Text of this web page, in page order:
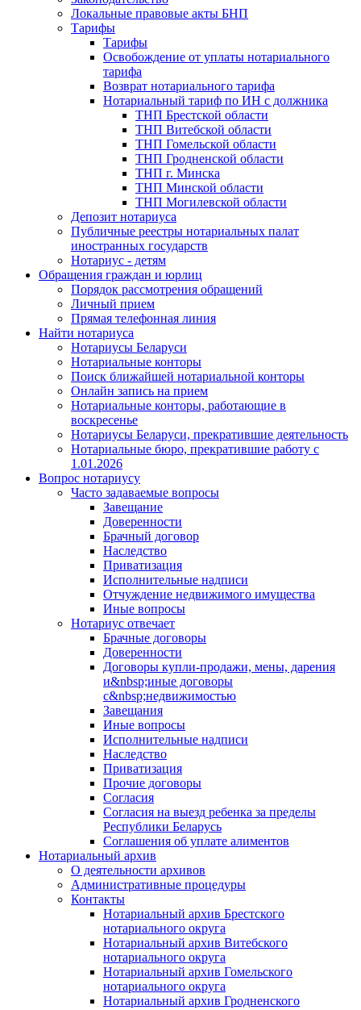
Локальные правовые акты БНП
Тарифы
Тарифы
Освобождение от уплаты нотариального
тарифа
Возврат нотариального тарифа
Нотариальный тариф по ИН с должника
ТНП Брестской области
ТНП Витебской области
ТНП Гомельской области
ТНП Гродненской области
ТНП г. Минска
ТНП Минской области
ТНП Могилевской области
Депозит нотариуса
Публичные реестры нотариальных палат
иностранных государств
Нотариус - детям
Обращения граждан и юрлиц
Порядок рассмотрения обращений
Личный прием
Прямая телефонная линия
Найти нотариуса
Нотариусы Беларуси
Нотариальные конторы
Поиск ближайшей нотариальной конторы
Онлайн запись на прием
Нотариальные конторы, работающие в
воскресенье
Нотариусы Беларуси, прекратившие деятельность
Нотариальные бюро, прекратившие работу с
1.01.2026
Вопрос нотариусу
Часто задаваемые вопросы
Завещание
Доверенности
Брачный договор
Наследство
Приватизация
Исполнительные надписи
Отчуждение недвижимого имущества
Иные вопросы
Нотариус отвечает
Брачные договоры
Доверенности
Договоры купли-продажи, мены, дарения
и&nbsp;иные договоры
с&nbsp;недвижимостью
Завещания
Иные вопросы
Исполнительные надписи
Наследство
Приватизация
Прочие договоры
Согласия
Согласия на выезд ребенка за пределы
Республики Беларусь
Соглашения об уплате алиментов
Нотариальный архив
О деятельности архивов
Административные процедуры
Контакты
Нотариальный архив Брестского
нотариального округа
Нотариальный архив Витебского
нотариального округа
Нотариальный архив Гомельского
нотариального округа
Нотариальный архив Гродненского